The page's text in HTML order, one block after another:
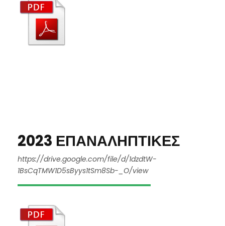
2023 ΕΠΑΝΑΛΗΠΤΙΚΕΣ
https://drive.google.com/file/d/1dzdtW-
1BsCqTMW1D5sByys1tSm8Sb-_O/view